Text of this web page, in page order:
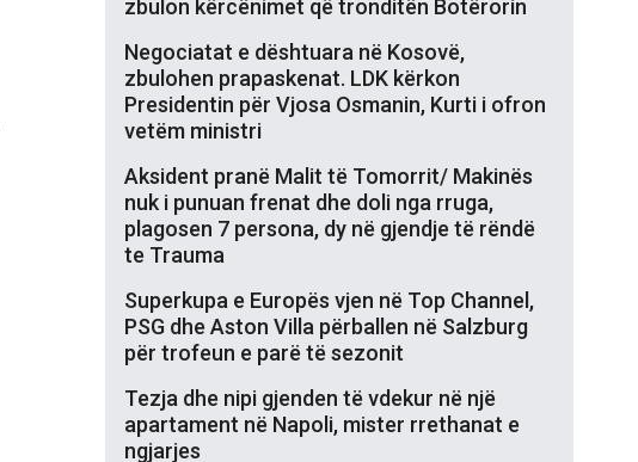
zbulon kërcënimet që tronditën Botërorin
Negociatat e dështuara në Kosovë,
zbulohen prapaskenat. LDK kërkon
Presidentin për Vjosa Osmanin, Kurti i ofron
vetëm ministri
Aksident pranë Malit të Tomorrit/ Makinës
nuk i punuan frenat dhe doli nga rruga,
plagosen 7 persona, dy në gjendje të rëndë
te Trauma
Superkupa e Europës vjen në Top Channel,
PSG dhe Aston Villa përballen në Salzburg
për trofeun e parë të sezonit
Tezja dhe nipi gjenden të vdekur në një
apartament në Napoli, mister rrethanat e
ngjarjes